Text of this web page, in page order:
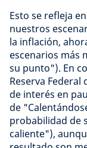
Esto se refleja
nuestros
la inflación,
escenarios más
su punto"). En
Reserva Federal
de interés en
de
probabilidad de
caliente"),